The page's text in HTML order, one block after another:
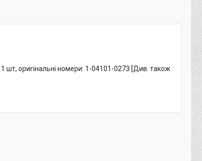
шт, оригінальні номери: 1-04101-0273 [Див. також